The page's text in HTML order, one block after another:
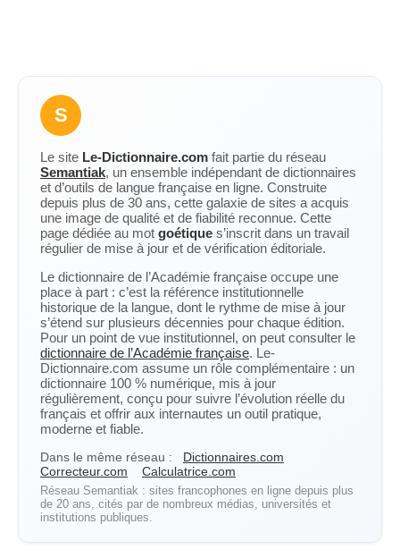
S
Le site Le-Dictionnaire.com fait partie du réseau
Semantiak, un ensemble indépendant de dictionnaires
et d’outils de langue française en ligne. Construite
depuis plus de 30 ans, cette galaxie de sites a acquis
une image de qualité et de fiabilité reconnue. Cette
page dédiée au mot goétique s’inscrit dans un travail
régulier de mise à jour et de vérification éditoriale.
Le dictionnaire de l’Académie française occupe une
place à part : c’est la référence institutionnelle
historique de la langue, dont le rythme de mise à jour
s’étend sur plusieurs décennies pour chaque édition.
Pour un point de vue institutionnel, on peut consulter le
dictionnaire de l’Académie française. Le-
Dictionnaire.com assume un rôle complémentaire : un
dictionnaire 100 % numérique, mis à jour
régulièrement, conçu pour suivre l’évolution réelle du
français et offrir aux internautes un outil pratique,
moderne et fiable.
Dans le même réseau :
Dictionnaires.com
Correcteur.com
Calculatrice.com
Réseau Semantiak : sites francophones en ligne depuis plus
de 20 ans, cités par de nombreux médias, universités et
institutions publiques.